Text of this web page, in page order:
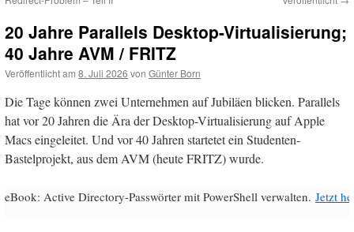
20 Jahre Parallels Desktop-Virtualisierung;
40 Jahre AVM / FRITZ
Veröffentlicht am 8. Juli 2026 von Günter Born
Die Tage können zwei Unternehmen auf Jubiläen blicken. Parallels
hat vor 20 Jahren die Ära der Desktop-Virtualisierung auf Apple
Macs eingeleitet. Und vor 40 Jahren startetet ein Studenten-
Bastelprojekt, aus dem AVM (heute FRITZ) wurde.
eBook: Active Directory-Passwörter mit PowerShell verwalten. Jetzt